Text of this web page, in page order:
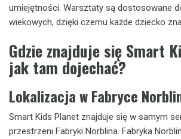
umiejętności. Warsztaty są dostosowane
wiekowych, dzięki czemu każde dziecko
Gdzie znajduje się Smart
jak tam dojechać?
Lokalizacja w Fabryce
Smart Kids Planet znajduje się w samym
przestrzeni Fabryki Norblina. Fabryka